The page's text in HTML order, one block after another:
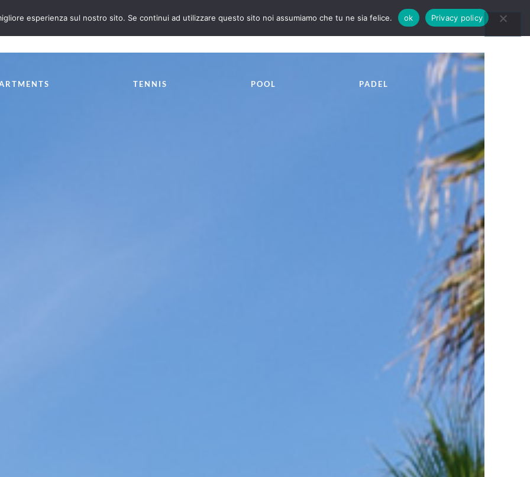
(+39) 0182.86392 BLOG
TENNIS POOL PADEL
esperienza sul nostro sito. Se continui ad utilizzare questo sito noi assumiamo che tu ne sia felice. ok Privacy policy